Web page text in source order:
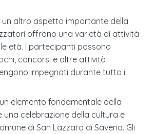
un altro aspetto importante della
offrono una varietà di attività
età. I partecipanti possono
concorsi e altre attività
impegnati durante tutto il
elemento fondamentale della
una celebrazione della cultura e
di San Lazzaro di Savena. Gli